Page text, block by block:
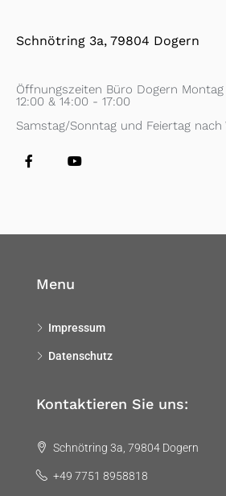
Schnötring 3a, 79804 Dogern
Öffnungszeiten Büro Dogern
12:00 & 14:00 - 17:00
Samstag/Sonntag und Feiertag nach
Menu
Impressum
Datenschutz
Kontaktieren Sie uns:
Schnötring 3a, 79804 Dogern
+49 7751 8958818